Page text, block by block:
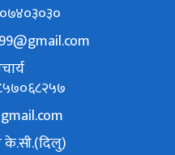
के.सी.(दिलु)